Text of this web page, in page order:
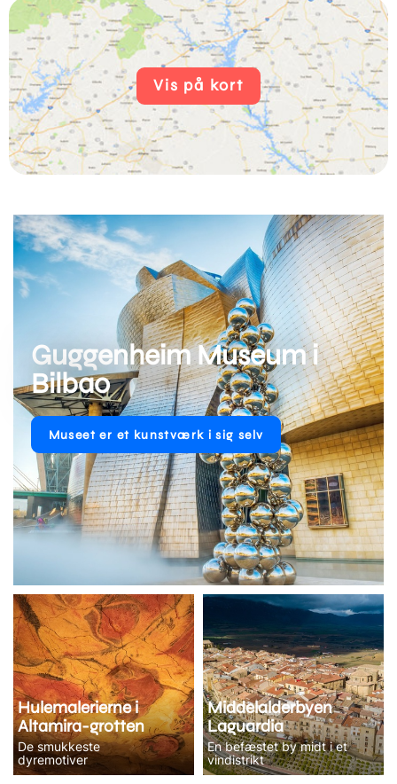
Vis på kort
Guggenheim Museum i
Bilbao
Museet er et kunstværk i sig selv
Hulemalerierne i
Altamira-grotten
De smukkeste
dyremotiver
Middelalderbyen
Laguardia
En befæstet by midt i et
vindistrikt